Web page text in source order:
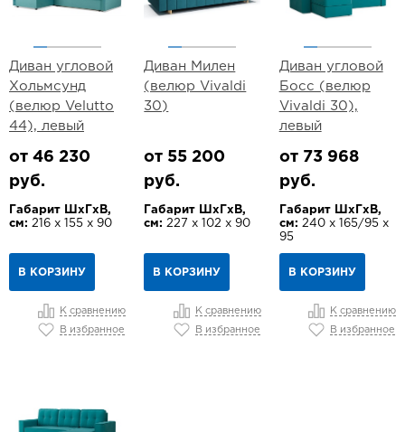
Диван угловой
Хольмсунд
(велюр Velutto
44), левый
от 46 230
руб.
Габарит ШхГхВ,
см: 216 х 155 х 90
В КОРЗИНУ
К сравнению
В избранное
Диван Милен
(велюр Vivaldi
30)
от 55 200
руб.
Габарит ШхГхВ,
см: 227 х 102 х 90
В КОРЗИНУ
К сравнению
В избранное
Диван угловой
Босс (велюр
Vivaldi 30),
левый
от 73 968
руб.
Габарит ШхГхВ,
см: 240 х 165/95 х
95
В КОРЗИНУ
К сравнению
В избранное